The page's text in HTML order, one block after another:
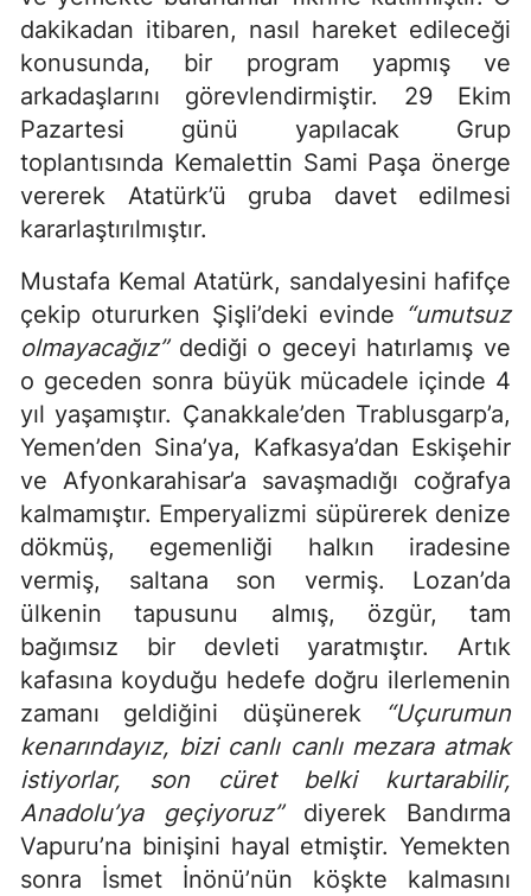
dakikadan itibaren, nasıl hareket edileceği
konusunda, bir program yapmış ve
arkadaşlarını görevlendirmiştir. 29 Ekim
Pazartesi günü yapılacak Grup
toplantısında Kemalettin Sami Paşa önerge
vererek Atatürk’ü gruba davet edilmesi
kararlaştırılmıştır.
Mustafa Kemal Atatürk, sandalyesini hafifçe
çekip otururken Şişli’deki evinde “umutsuz
olmayacağız”dediği o geceyi hatırlamış ve
o geceden sonra büyük mücadele içinde 4
yıl yaşamıştır. Çanakkale’den Trablusgarp’a,
Yemen’den Sina’ya, Kafkasya’dan Eskişehir
ve Afyonkarahisar’a savaşmadığı coğrafya
kalmamıştır. Emperyalizmi süpürerek denize
dökmüş, egemenliği halkın iradesine
vermiş, saltana son vermiş. Lozan’da
ülkenin tapusunu almış, özgür, tam
bağımsız bir devleti yaratmıştır. Artık
kafasına koyduğu hedefe doğru ilerlemenin
zamanı geldiğini düşünerek
“Uçurumun
kenarındayız, bizi canlı canlı mezara atmak
istiyorlar, son cüret belki kurtarabilir,
Anadolu’ya geçiyoruz”diyerek Bandırma
Vapuru’na binişini hayal etmiştir. Yemekten
sonra İsmet İnönü’nün köşkte kalmasını